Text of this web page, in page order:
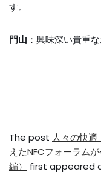
す。
門山 ：興味深い貴重
The post 人々の快適
えたNFCフォーラム
編）
first appeared